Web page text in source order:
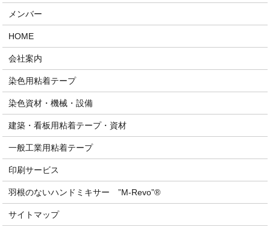
メンバー
HOME
会社案内
染色用粘着テープ
染色資材・機械・設備
建築・看板用粘着テープ・資材
一般工業用粘着テープ
印刷サービス
羽根のないハンドミキサー ”M-Revo”®
サイトマップ